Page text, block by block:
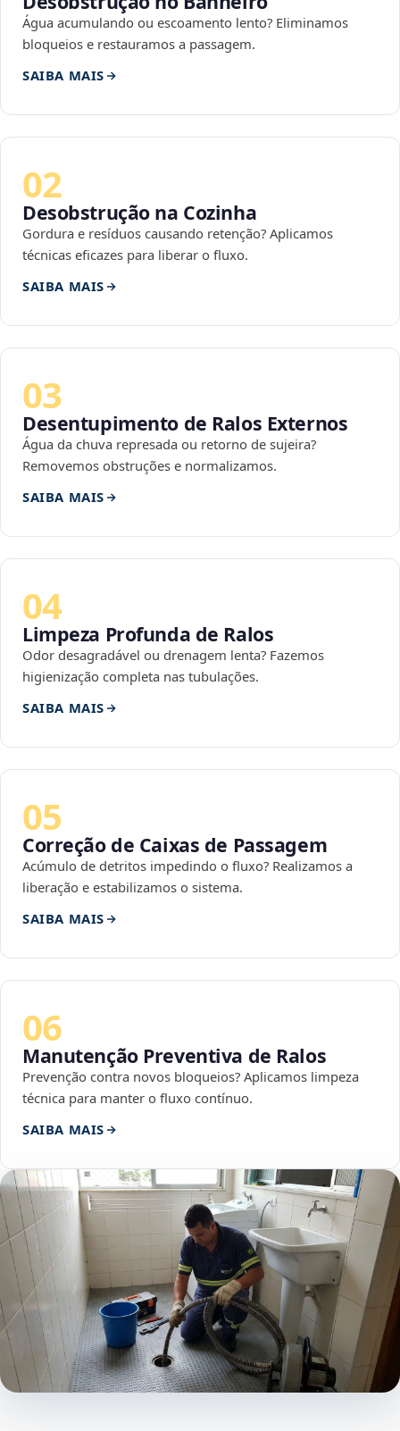
Água acumulando ou escoamento lento? Eliminamos
bloqueios e restauramos a passagem.
SAIBA MAIS
02
Desobstrução na Cozinha
Gordura e resíduos causando retenção? Aplicamos
técnicas eficazes para liberar o fluxo.
SAIBA MAIS
03
Desentupimento de Ralos Externos
Água da chuva represada ou retorno de sujeira?
Removemos obstruções e normalizamos.
SAIBA MAIS
04
Limpeza Profunda de Ralos
Odor desagradável ou drenagem lenta? Fazemos
higienização completa nas tubulações.
SAIBA MAIS
05
Correção de Caixas de Passagem
Acúmulo de detritos impedindo o fluxo? Realizamos a
liberação e estabilizamos o sistema.
SAIBA MAIS
06
Manutenção Preventiva de Ralos
Prevenção contra novos bloqueios? Aplicamos limpeza
técnica para manter o fluxo contínuo.
SAIBA MAIS